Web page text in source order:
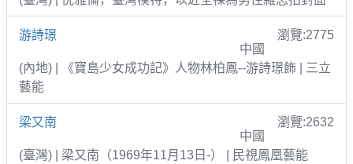
游詩璟
瀏覽:2775
中國
(內地) | 《寶島少女成功記》人物林柏鳳--游詩璟飾 | 三立
藝能
梁又南
瀏覽:2632
中國
(臺灣) | 梁又南（1969年11月13日-） | 民視鳳凰藝能